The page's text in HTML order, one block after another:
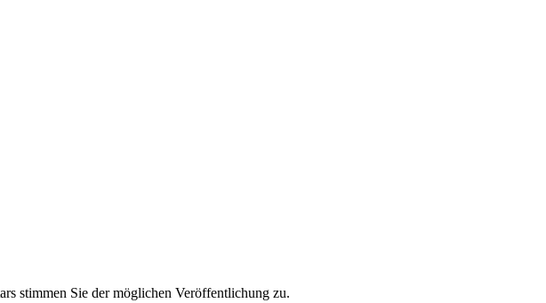
stimmen Sie der möglichen Veröffentlichung zu.